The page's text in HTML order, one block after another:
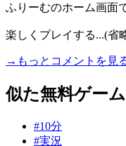
ふりーむのホーム画面
楽しくプレイする...(省
→もっとコメントを見
似た無料ゲー
#10分
#実況